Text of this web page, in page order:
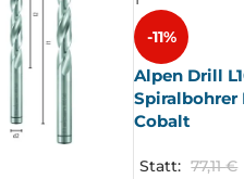
-11%
Alpen Drill
Spiralbohrer
Cobalt
Statt: 77,11€